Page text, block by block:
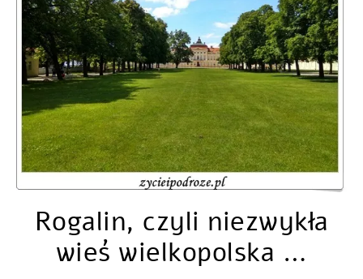
Rogalin, czyli niezwykła
wieś wielkopolska …